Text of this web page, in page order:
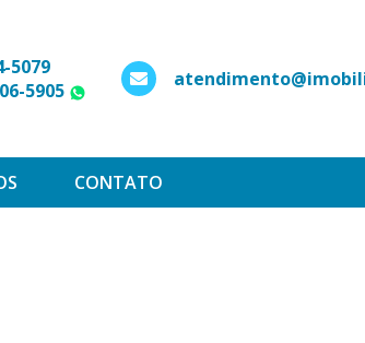
5079
5905
WhatsApp
CONTATO